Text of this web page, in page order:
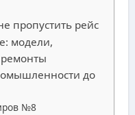
пропустить рейс
модели,
ремонты
до
№8